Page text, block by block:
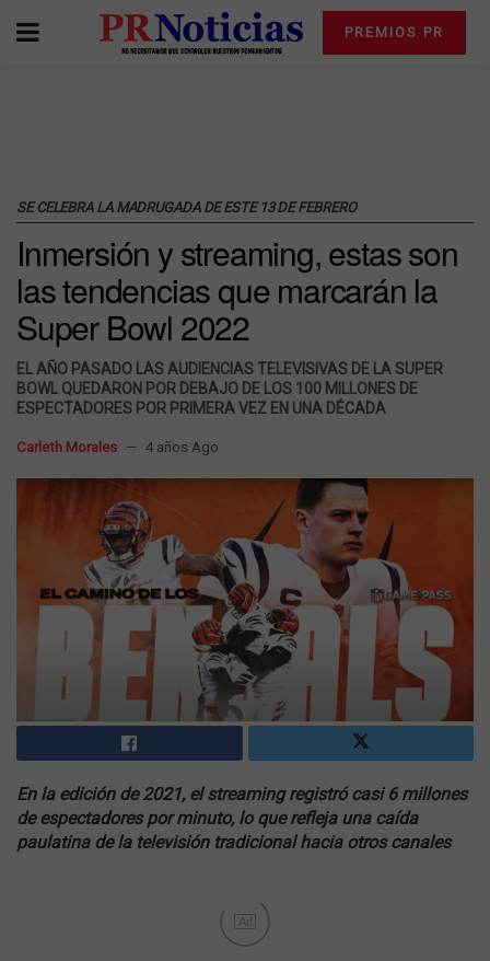
PREMIOS PR
SE CELEBRA LA MADRUGADA DE ESTE 13 DE FEBRERO
Inmersión y streaming, estas son
las tendencias que marcarán la
Super Bowl 2022
EL AÑO PASADO LAS AUDIENCIAS TELEVISIVAS DE LA SUPER
BOWL QUEDARON POR DEBAJO DE LOS 100 MILLONES DE
ESPECTADORES POR PRIMERA VEZ EN UNA DÉCADA
Carleth Morales 4 años Ago
En la edición de 2021, el streaming registró casi 6 millones
de espectadores por minuto, lo que refleja una caída
paulatina de la televisión tradicional hacia otros canales
Ad